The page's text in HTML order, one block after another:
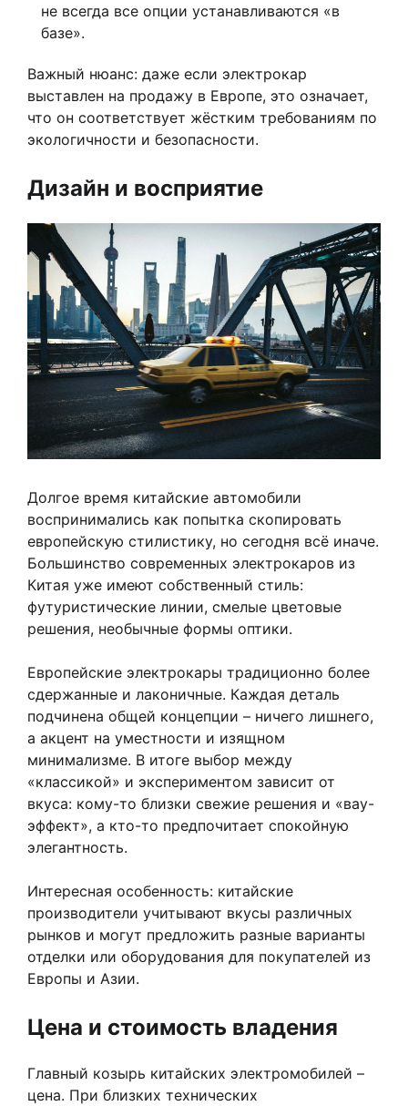
не всегда все опции устанавливаются «в
базе».
Важный нюанс: даже если электрокар
выставлен на продажу в Европе, это означает,
что он соответствует жёстким требованиям по
экологичности и безопасности.
Дизайн и восприятие
Долгое время китайские автомобили
воспринимались как попытка скопировать
европейскую стилистику, но сегодня всё иначе.
Большинство современных электрокаров из
Китая уже имеют собственный стиль:
футуристические линии, смелые цветовые
решения, необычные формы оптики.
Европейские электрокары традиционно более
сдержанные и лаконичные. Каждая деталь
подчинена общей концепции – ничего лишнего,
а акцент на уместности и изящном
минимализме. В итоге выбор между
«классикой» и экспериментом зависит от
вкуса: кому-то близки свежие решения и «вау-
эффект», а кто-то предпочитает спокойную
элегантность.
Интересная особенность: китайские
производители учитывают вкусы различных
рынков и могут предложить разные варианты
отделки или оборудования для покупателей из
Европы и Азии.
Цена и стоимость владения
Главный козырь китайских электромобилей –
цена. При близких технических